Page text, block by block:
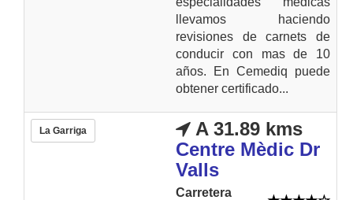
llevamos haciendo
revisiones de carnets de
conducir con mas de 10
años. En Cemediq puede
obtener certificado...
La Garriga
A 31.89 kms
Centre Mèdic Dr
Valls
Carretera